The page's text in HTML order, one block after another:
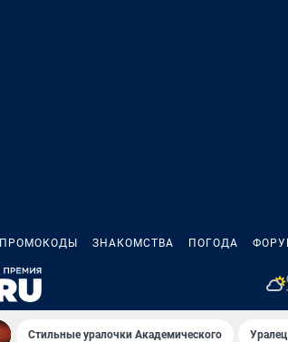
ПРОМОКОДЫ ЗНАКОМСТВА ПОГОДА
Стильные уралочки Академического